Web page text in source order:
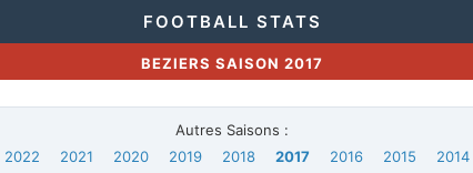
FOOTBALL STATS
BEZIERS SAISON 2017
Autres Saisons :
2022 2021 2020 2019 2018 2017 2016 2015 2014